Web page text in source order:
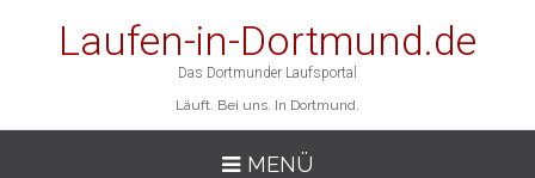
Laufen-in-Dortmund.de
Das Dortmunder Laufsportal
Läuft. Bei uns. In Dortmund.
MENÜ